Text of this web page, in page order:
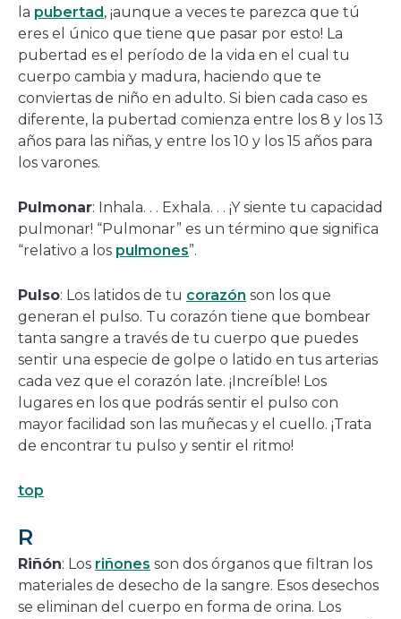
la pubertad , ¡aunque a veces te parezca que tú
eres el único que tiene que pasar por esto! La
pubertad es el período de la vida en el cual tu
cuerpo cambia y madura, haciendo que te
conviertas de niño en adulto. Si bien cada caso es
diferente, la pubertad comienza entre los 8 y los 13
años para las niñas, y entre los 10 y los 15 años para
los varones.
Pulmonar: Inhala. . . Exhala. . . ¡Y siente tu capacidad
pulmonar! “Pulmonar” es un término que significa
“relativo a los pulmones”.
Pulso: Los latidos de tu corazón son los que
generan el pulso. Tu corazón tiene que bombear
tanta sangre a través de tu cuerpo que puedes
sentir una especie de golpe o latido en tus arterias
cada vez que el corazón late. ¡Increíble! Los
lugares en los que podrás sentir el pulso con
mayor facilidad son las muñecas y el cuello. ¡Trata
de encontrar tu pulso y sentir el ritmo!
top
R
Riñón: Los riñones son dos órganos que filtran los
materiales de desecho de la sangre. Esos desechos
se eliminan del cuerpo en forma de orina. Los